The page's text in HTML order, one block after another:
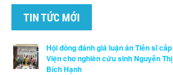
TIN TỨC MỚI
Hội đồng đánh giá luận án Tiến sĩ cấp
Viện cho nghiên cứu sinh Nguyễn Thị
Bích Hạnh